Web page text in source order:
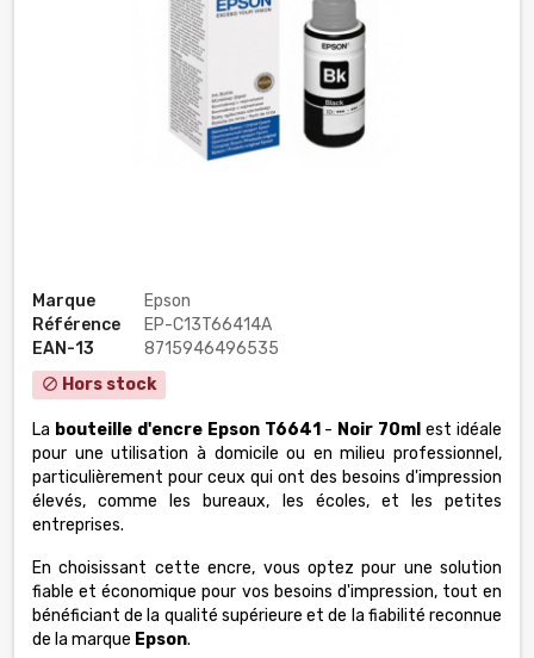
Marque
Epson
Référence
EP-C13T66414A
EAN-13
8715946496535
block Hors stock
La bouteille d'encre Epson T6641 - Noir 70ml est idéale
pour une utilisation à domicile ou en milieu professionnel,
particulièrement pour ceux qui ont des besoins d'impression
élevés, comme les bureaux, les écoles, et les petites
entreprises.
En choisissant cette encre, vous optez pour une solution
fiable et économique pour vos besoins d'impression, tout en
bénéficiant de la qualité supérieure et de la fiabilité reconnue
de la marque Epson.